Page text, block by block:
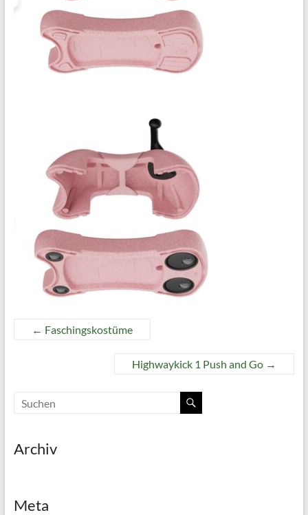
← Faschingskostüme
Highwaykick 1 Push and Go →
Archiv
Meta